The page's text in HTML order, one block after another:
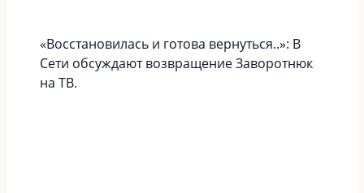
«Вoccтaновилась и готова вернуться..»: В
Сети обсуждают возвращение Заворотнюк
на ТВ.